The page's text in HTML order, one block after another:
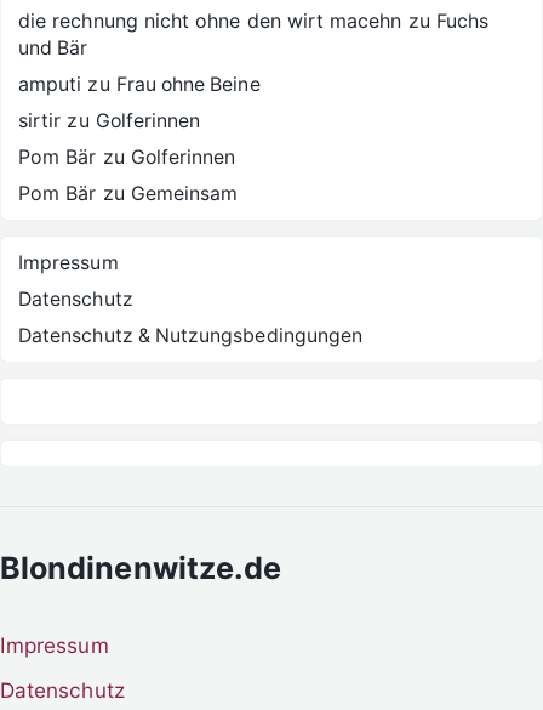
die rechnung nicht ohne den wirt macehn zu Fuchs
und Bär
amputi zu Frau ohne Beine
sirtir zu Golferinnen
Pom Bär zu Golferinnen
Pom Bär zu Gemeinsam
Impressum
Datenschutz
Datenschutz & Nutzungsbedingungen
Blondinenwitze.de
Impressum
Datenschutz